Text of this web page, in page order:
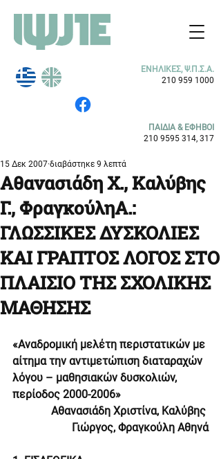
ΕΝΗΛΙΚΕΣ, Ψ.Π.Σ.Α.
210 959 1000
ΠΑΙΔΙΑ & ΕΦΗΒΟΙ
210 9595 314, 317
Αθανασιάδη Χ., Καλύβης
Γ., ΦραγκούληΑ.:
ΓΛΩΣΣΙΚΕΣ ΔΥΣΚΟΛΙΕΣ
ΚΑΙ ΓΡΑΠΤΟΣ ΛΟΓΟΣ ΣΤΟ
ΠΛΑΙΣΙΟ ΤΗΣ ΣΧΟΛΙΚΗΣ
ΜΑΘΗΣΗΣ
15 Δεκ 2007 διαβάστηκε 9 λεπτά
«Αναδρομική μελέτη περιστατικών με
αίτημα την αντιμετώπιση διαταραχών
λόγου – μαθησιακών δυσκολιών,
περίοδος 2000-2006»
Αθανασιάδη Χριστίνα, Καλύβης
Γιώργος, Φραγκούλη Αθηνά